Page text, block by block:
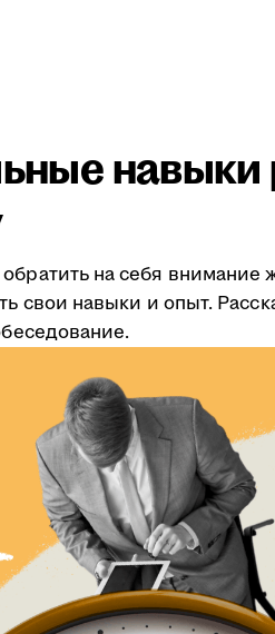
навыки
на себя
свои навыки и опыт.